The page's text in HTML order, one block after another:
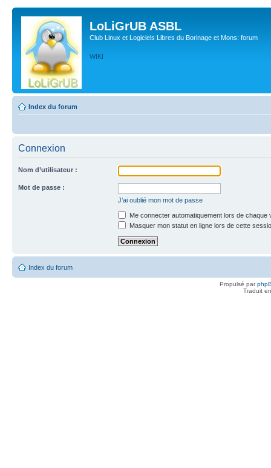
LoLiGrUB ASBL
Club Linux et Logiciels Libres du Borinage et Mons: forum
WIKI
Index du forum
Connexion
Nom d’utilisateur :
Mot de passe :
J’ai oublié mon mot de passe
Me connecter automatiquement lors de chaque
Masquer mon statut en ligne lors de cette
Index du forum
Propulsé par
Traduit